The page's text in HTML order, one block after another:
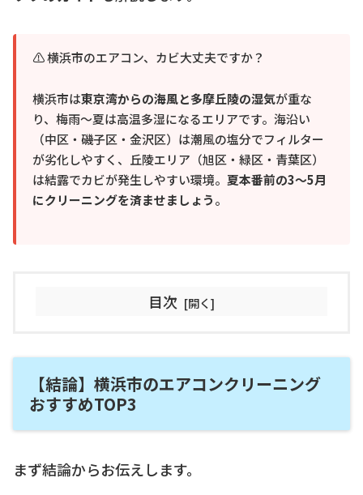
⚠ 横浜市のエアコン、カビ大丈夫ですか？
横浜市は東京湾からの海風と多摩丘陵の湿気が重な
り、梅雨〜夏は高温多湿になるエリアです。海沿い
（中区・磯子区・金沢区）は潮風の塩分でフィルター
が劣化しやすく、丘陵エリア（旭区・緑区・青葉区）
は結露でカビが発生しやすい環境。 夏本番前の3〜5月
にクリーニングを済ませましょう。
目次
【結論】横浜市のエアコンクリーニング
おすすめTOP3
まず結論からお伝えします。